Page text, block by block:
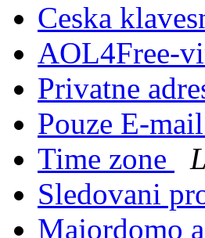
Ceska
AOL4Free-
Privatne
Pouze E-mail
Time zone
Sledovani
Majordomo